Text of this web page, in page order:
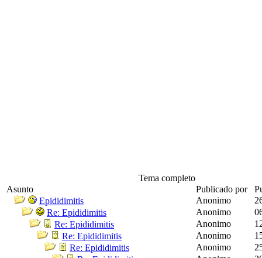
Tema completo
Asunto
Publicado por
Epididimitis
Anonimo
Re: Epididimitis
Anonimo
Re: Epididimitis
Anonimo
Re: Epididimitis
Anonimo
Re: Epididimitis
Anonimo